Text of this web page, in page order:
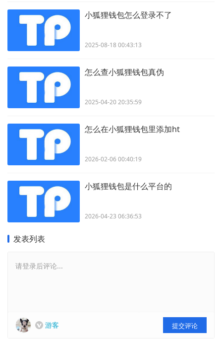
小狐狸钱包怎么登录不了
2025-08-18 00:43:13
怎么查小狐狸钱包真伪
2025-04-20 20:35:59
怎么在小狐狸钱包里添加ht
2026-02-06 00:40:19
小狐狸钱包是什么平台的
2026-04-23 06:36:53
发表列表
请登录后评论...
游客 提交评论